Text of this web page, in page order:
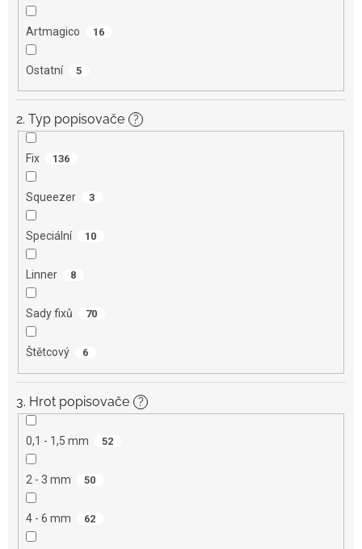
Artmagico 16
Ostatní 5
2. Typ popisovače ?
Fix 136
Squeezer 3
Speciální 10
Linner 8
Sady fixů 70
Štětcový 6
3. Hrot popisovače ?
0,1 - 1,5 mm 52
2 - 3 mm 50
4 - 6 mm 62